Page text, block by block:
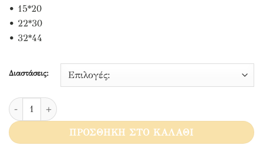
• 15*20
• 22*30
• 32*44
Διαστάσεις:
Παναγία η Ζωοδόχος Πηγή ποσότητα
ΠΡΟΣΘΉΚΗ ΣΤΟ ΚΑΛΆΘΙ